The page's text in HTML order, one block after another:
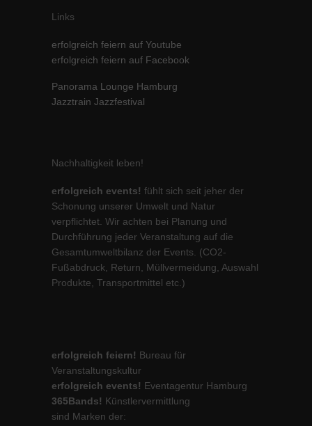
Links
erfolgreich feiern auf Youtube
erfolgreich feiern auf Facebook
Panorama Lounge Hamburg
Jazztrain Jazzfestival
Nachhaltigkeit leben!
erfolgreich events! fühlt sich seit jeher der
Schonung unserer Umwelt und Natur
verpflichtet. Wir achten bei Planung und
Durchführung jeder Veranstaltung auf die
Gesamtumweltbilanz der Events. (CO2-
Fußabdruck, Return, Müllvermeidung, Auswahl
Produkte, Transportmittel etc.)
erfolgreich feiern! Bureau für
Veranstaltungskultur
erfolgreich events! Eventagentur Hamburg
365Bands! Künstlervermittlung
sind Marken der: